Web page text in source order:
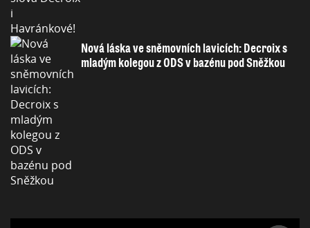
Nová láska ve sněmovních lavicích: Decroix s
mladým kolegou z ODS v bazénu pod Sněžkou